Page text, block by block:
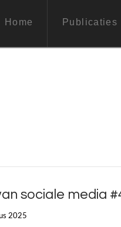
Home Publicaties
sociale media
2025